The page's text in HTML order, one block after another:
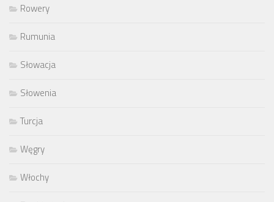
Rowery
Rumunia
Słowacja
Słowenia
Turcja
Węgry
Włochy